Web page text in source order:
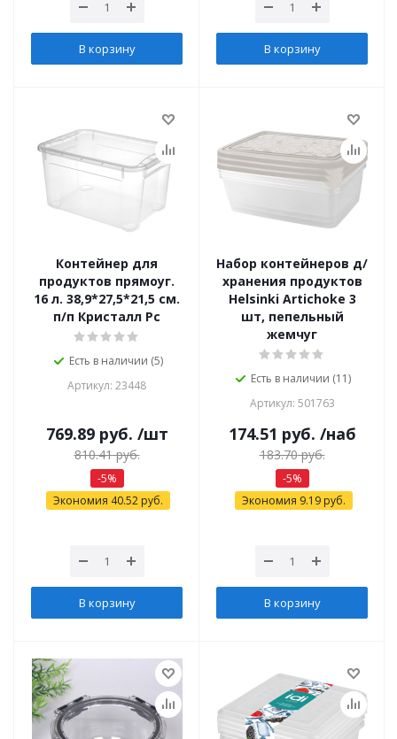
В корзину В корзину
Контейнер для
продуктов прямоуг.
16 л. 38,9*27,5*21,5 см.
п/п Кристалл Рс
Есть в наличии (5)
Артикул: 23448
769.89руб. /шт
810.41руб.
-5%
Экономия 40.52 руб.
В корзину
Набор контейнеров д/
хранения продуктов
Helsinki Artichoke 3
шт, пепельный
жемчуг
Есть в наличии (11)
Артикул: 501763
174.51 руб. /наб
183.70руб.
-5%
Экономия 9.19руб.
В корзину